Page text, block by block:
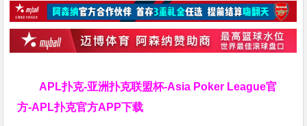
APL扑克-亚洲扑克联盟杯-Asia Poker League官
方-APL扑克官方APP下载